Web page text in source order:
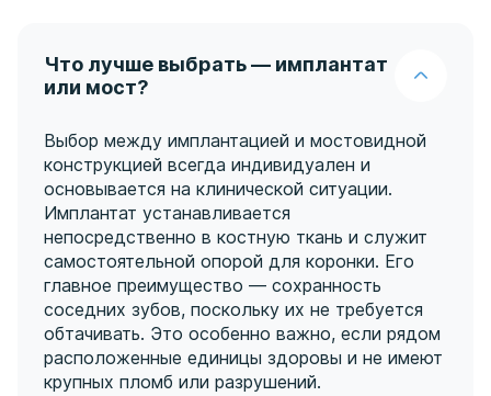
Что лучше выбрать — имплантат
или мост?
Выбор между имплантацией и мостовидной
конструкцией всегда индивидуален и
основывается на клинической ситуации.
Имплантат устанавливается
непосредственно в костную ткань и служит
самостоятельной опорой для коронки. Его
главное преимущество — сохранность
соседних зубов, поскольку их не требуется
обтачивать. Это особенно важно, если рядом
расположенные единицы здоровы и не имеют
крупных пломб или разрушений.